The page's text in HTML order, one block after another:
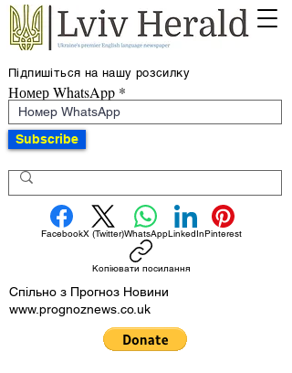
Підпишіться на нашу розсилку
Номер WhatsApp
Subscribe
FacebookX (Twitter)WhatsAppLinkedInPinterest
Копіювати посилання
Спільно з Прогноз Новини
www.prognoznews.co.uk